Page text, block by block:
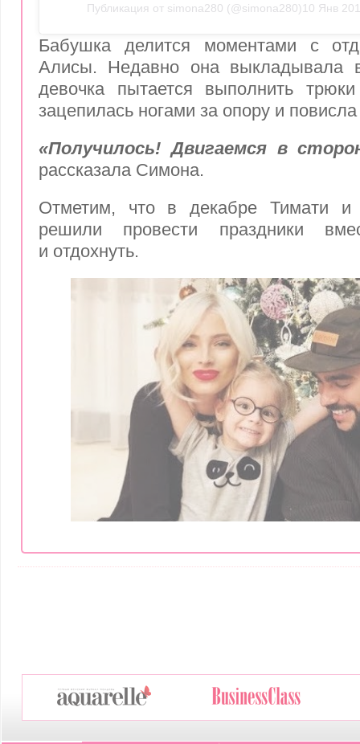
Публикация от simona280 (@simona280)10 Янв
Бабушка делится моментами с
Алисы. Недавно она выкладывала
девочка пытается выполнить
зацепилась ногами за опору и
«Получилось! Двигаемся в
рассказала Симона.
Отметим, что в декабре Тимати и
решили провести праздники
и отдохнуть.